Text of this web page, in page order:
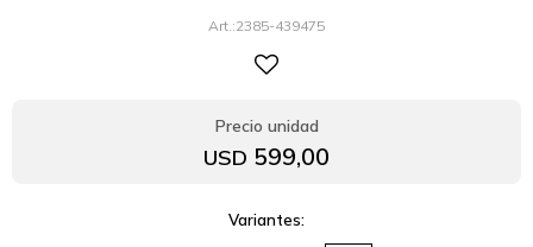
2385-439475
USD 599,00
Variantes: